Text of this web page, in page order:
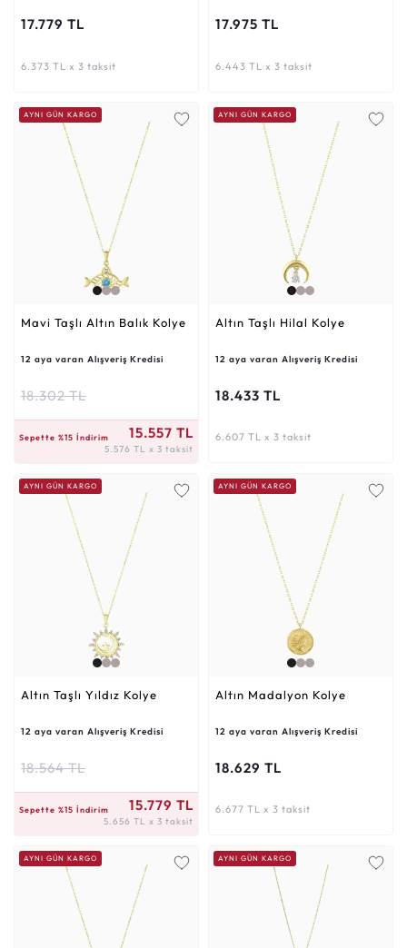
17.779 TL
6.373 TL x 3 taksit
17.975 TL
6.443 TL x 3 taksit
AYNI GÜN KARGO
Mavi Taşlı Altın Balık Kolye
12 aya varan Alışveriş Kredisi
18.302 TL
Sepette %15 İndirim 15.557 TL
5.576 TL x 3 taksit
AYNI GÜN KARGO
Altın Taşlı Hilal Kolye
12 aya varan Alışveriş Kredisi
18.433 TL
6.607 TL x 3 taksit
AYNI GÜN KARGO
Altın Taşlı Yıldız Kolye
12 aya varan Alışveriş Kredisi
18.564 TL
Sepette %15 İndirim 15.779 TL
5.656 TL x 3 taksit
AYNI GÜN KARGO
Altın Madalyon Kolye
12 aya varan Alışveriş Kredisi
18.629 TL
6.677 TL x 3 taksit
AYNI GÜN KARGO AYNI GÜN KARGO